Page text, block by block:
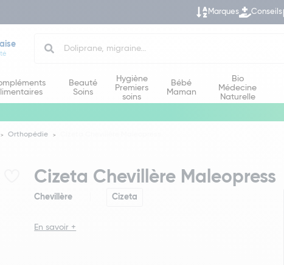
Marques Conseils
Beauté
Soins
Hygiène
Premiers
soins
Bébé
Maman
Bio
Médecine
Naturelle
Orthopédie
Cizeta Chevillère Maleopress
Chevillère Cizeta
En savoir +